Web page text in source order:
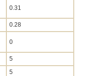
0.31
0.28
0
5
5